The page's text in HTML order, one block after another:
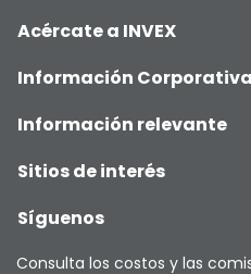
Acércate a INVEX
Información Corporativa
Información relevante
Sitios de interés
Síguenos
Consulta los costos y las